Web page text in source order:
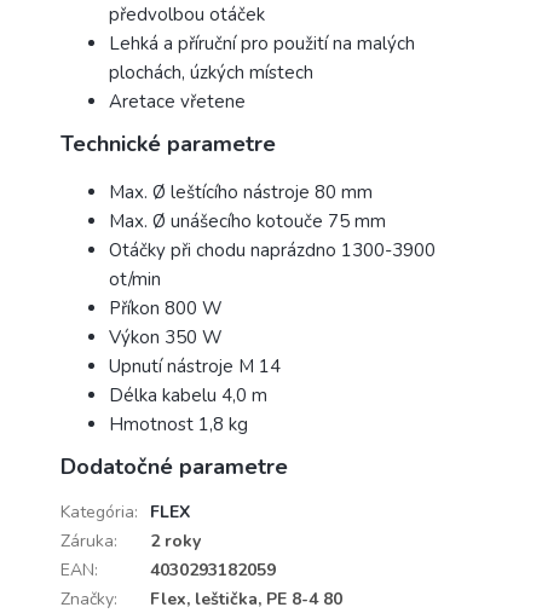
předvolbou otáček
Lehká a příruční pro použití na malých
plochách, úzkých místech
Aretace vřetene
Technické parametre
Max. Ø leštícího nástroje 80 mm
Max. Ø unášecího kotouče 75 mm
Otáčky při chodu naprázdno 1300-3900
ot/min
Příkon 800 W
Výkon 350 W
Upnutí nástroje M 14
Délka kabelu 4,0 m
Hmotnost 1,8 kg
Dodatočné parametre
Kategória:
FLEX
Záruka:
2 roky
EAN:
4030293182059
Značky: Flex, leštička, PE 8-4 80